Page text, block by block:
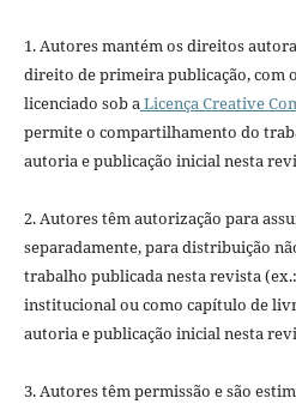
1. Autores mantém os direitos
direito de primeira publicação, com
licenciado sob aLicença Creative
permite o compartilhamento do
autoria e publicação inicial nesta
2. Autores têm autorização para
separadamente, para distribuição
trabalho publicada nesta revista
institucional ou como capítulo de
autoria e publicação inicial nesta
3. Autores têm permissão e são